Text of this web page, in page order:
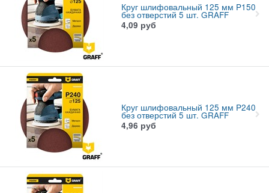
Круг шлифовальный 125 мм P150
без отверстий 5 шт. GRAFF
4,09 руб
Круг шлифовальный 125 мм P240
без отверстий 5 шт. GRAFF
4,96 руб